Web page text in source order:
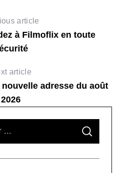
article
à Filmoflix en toute
article
adresse du août
2026
S
A
C